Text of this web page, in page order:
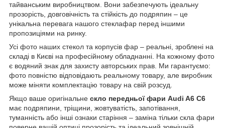
тайванським виробництвом. Вони забезпечують ідеальну
прозорість, довговічність та стійкість до подряпин – це
унікальна перевага нашого стеклафар перед іншими
пропозиціями на ринку.
Усі фото наших стекол та корпусів фар – реальні, зроблені на
складі в Києві на професійному обладнанні. На кожному фото
є водяний знак для захисту авторських прав. Ми гарантуємо:
фото повністю відповідають реальному товару, але виробник
може міняти комплектацію товару на свій розсуд.
Якщо ваше оригінальне скло передньої фари Audi A6 C6
має подряпини, тріщини, жовтуватість, запотівання,
туманність або інші ознаки старіння – заміна тільки скла фари